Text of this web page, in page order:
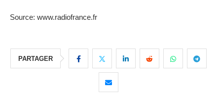
Source: www.radiofrance.fr
PARTAGER